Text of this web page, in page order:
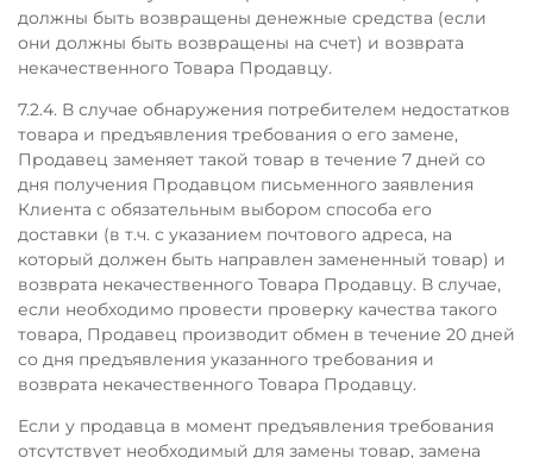
должны быть возвращены денежные средства (если
они должны быть возвращены на счет) и возврата
некачественного Товара Продавцу.
7.2.4. В случае обнаружения потребителем недостатков
товара и предъявления требования о его замене,
Продавец заменяет такой товар в течение 7 дней со
дня получения Продавцом письменного заявления
Клиента с обязательным выбором способа его
доставки (в т.ч. с указанием почтового адреса, на
который должен быть направлен замененный товар) и
возврата некачественного Товара Продавцу. В случае,
если необходимо провести проверку качества такого
товара, Продавец производит обмен в течение 20 дней
со дня предъявления указанного требования и
возврата некачественного Товара Продавцу.
Если у продавца в момент предъявления требования
отсутствует необходимый для замены товар, замена